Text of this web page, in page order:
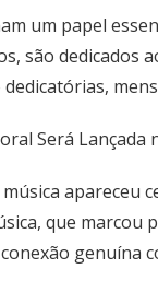
um papel
são dedicados
Será
apareceu
que
genuína